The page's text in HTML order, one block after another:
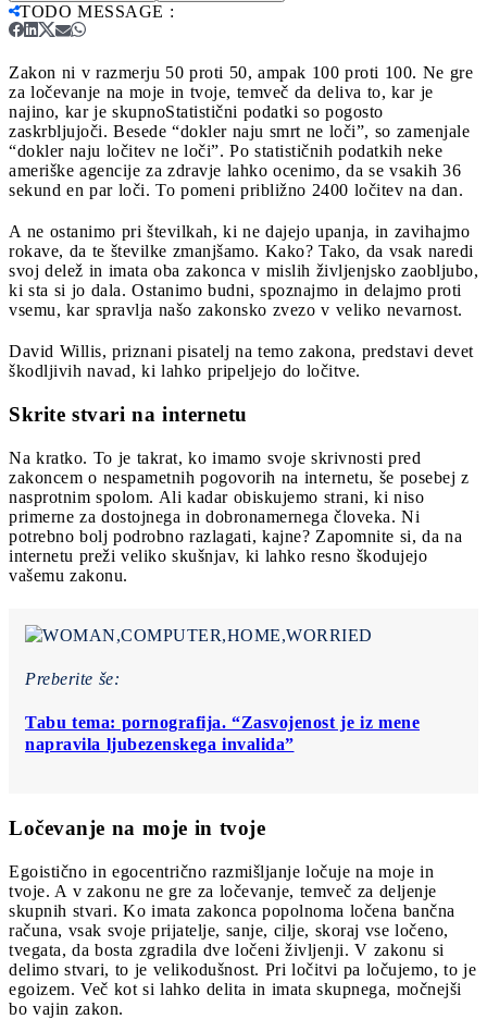
TODO MESSAGE :
Zakon ni v razmerju 50 proti 50, ampak 100 proti 100. Ne gre
za ločevanje na moje in tvoje, temveč da deliva to, kar je
najino, kar je skupnoStatistični podatki so pogosto
zaskrbljujoči. Besede “dokler naju smrt ne loči”, so zamenjale
“dokler naju ločitev ne loči”. Po statističnih podatkih neke
ameriške agencije za zdravje lahko ocenimo, da se vsakih 36
sekund en par loči. To pomeni približno 2400 ločitev na dan.
A ne ostanimo pri številkah, ki ne dajejo upanja, in zavihajmo
rokave, da te številke zmanjšamo. Kako? Tako, da vsak naredi
svoj delež in imata oba zakonca v mislih življenjsko zaobljubo,
ki sta si jo dala. Ostanimo budni, spoznajmo in delajmo proti
vsemu, kar spravlja našo zakonsko zvezo v veliko nevarnost.
David Willis, priznani pisatelj na temo zakona, predstavi devet
škodljivih navad, ki lahko pripeljejo do ločitve.
Skrite stvari na internetu
Na kratko. To je takrat, ko imamo svoje skrivnosti pred
zakoncem o nespametnih pogovorih na internetu, še posebej z
nasprotnim spolom. Ali kadar obiskujemo strani, ki niso
primerne za dostojnega in dobronamernega človeka. Ni
potrebno bolj podrobno razlagati, kajne? Zapomnite si, da na
internetu preži veliko skušnjav, ki lahko resno škodujejo
vašemu zakonu.
Preberite še:
Tabu tema: pornografija. “Zasvojenost je iz mene
napravila ljubezenskega invalida”
Ločevanje na moje in tvoje
Egoistično in egocentrično razmišljanje ločuje na moje in
tvoje. A v zakonu ne gre za ločevanje, temveč za deljenje
skupnih stvari. Ko imata zakonca popolnoma ločena bančna
računa, vsak svoje prijatelje, sanje, cilje, skoraj vse ločeno,
tvegata, da bosta zgradila dve ločeni življenji. V zakonu si
delimo stvari, to je velikodušnost. Pri ločitvi pa ločujemo, to je
egoizem. Več kot si lahko delita in imata skupnega, močnejši
bo vajin zakon.